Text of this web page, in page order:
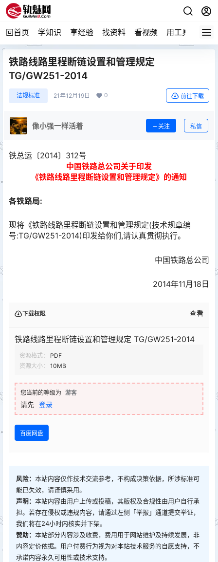
回首页 学知识 享经验 找资料 看视频 用工具 论技
铁路线路里程断链设置和管理规定
TG/GW251-2014
法规标准 21年12月19日 0 前往下载
像小强一样活着 关注 私信
铁总运〔2014〕312号
中国铁路总公司关于印发
《铁路线路里程断链设置和管理规定》的通知
各铁路局:
现将《铁路线路里程断链设置和管理规定(技术规章编
号:TG/GW251-2014)印发给你们,请认真贯彻执行。
中国铁路总公司
2014年11月18日
下载权限 查看
铁路线路里程断链设置和管理规定 TG/GW251-2014
资源格式：
PDF
资源大小：
10MB
您当前的等级为 游客
请先 登录
百度网盘
风险： 本站内容仅作技术交流参考，不构成决策依据，所涉标准可
能已失效，请谨慎采用。
声明： 本站内容由用户上传或投稿，其版权及合规性由用户自行承
担。若存在侵权或违规内容，请通过左侧「举报」通道提交举证，
我们将在24小时内核实并下架。
赞助： 本站部分内容涉及收费，费用用于网站维护及持续发展，非
内容定价依据。用户付费行为视为对本站技术服务的自愿支持，不
承诺内容永久可用性或技术支持。